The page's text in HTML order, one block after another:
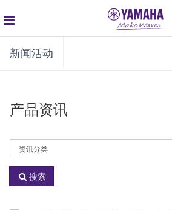
global
navigation
新闻活动
产品资讯
选
择
资
分
搜索